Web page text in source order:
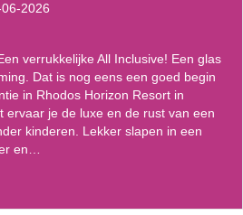
2026
verrukkelijke All Inclusive! Een glas
Dat is nog eens een goed begin
in Rhodos Horizon Resort in
ervaar je de luxe en de rust van een
kinderen. Lekker slapen in een
en…